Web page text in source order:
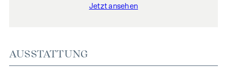
Jetzt ansehen
AUSSTATTUNG